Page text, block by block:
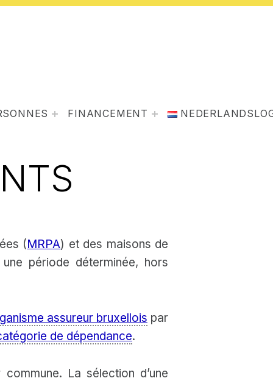
FINANCEMENT NEDERLANDS
(MRPA) et des maisons de
période déterminée, hors
assureur bruxellois par
de dépendance.
La sélection d’une